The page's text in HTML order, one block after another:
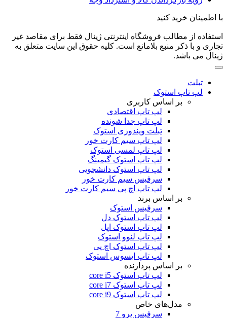
با اطمینان خرید کنید
استفاده از مطالب فروشگاه اینترنتی ژینال فقط برای مقاصد غیر
تجاری و با ذکر منبع بلامانع است. کلیه حقوق این سایت متعلق به
ژینال می باشد.
تبلت
لپ تاپ استوک
بر اساس کاربری
لپ تاپ اقتصادی
لپ تاپ جدا شونده
تبلت ویندوزی استوک
لپ تاپ سیم کارت خور
لپ تاپ لمسی استوک
لپ تاپ استوک گیمینگ
لپ تاپ استوک دانشجویی
سرفیس سیم کارت خور
لپ تاپ اچ پی سیم کارت خور
بر اساس برند
سرفیس استوک
لپ تاپ استوک دل
لپ تاپ استوک اپل
لپ تاپ لنوو استوک
لپ تاپ استوک اچ پی
لپ تاپ ایسوس استوک
بر اساس پردازنده
لپ تاپ استوک core i5
لپ تاپ استوک core i7
لپ تاپ استوک core i9
مدل‌های خاص
سرفیس پرو 7